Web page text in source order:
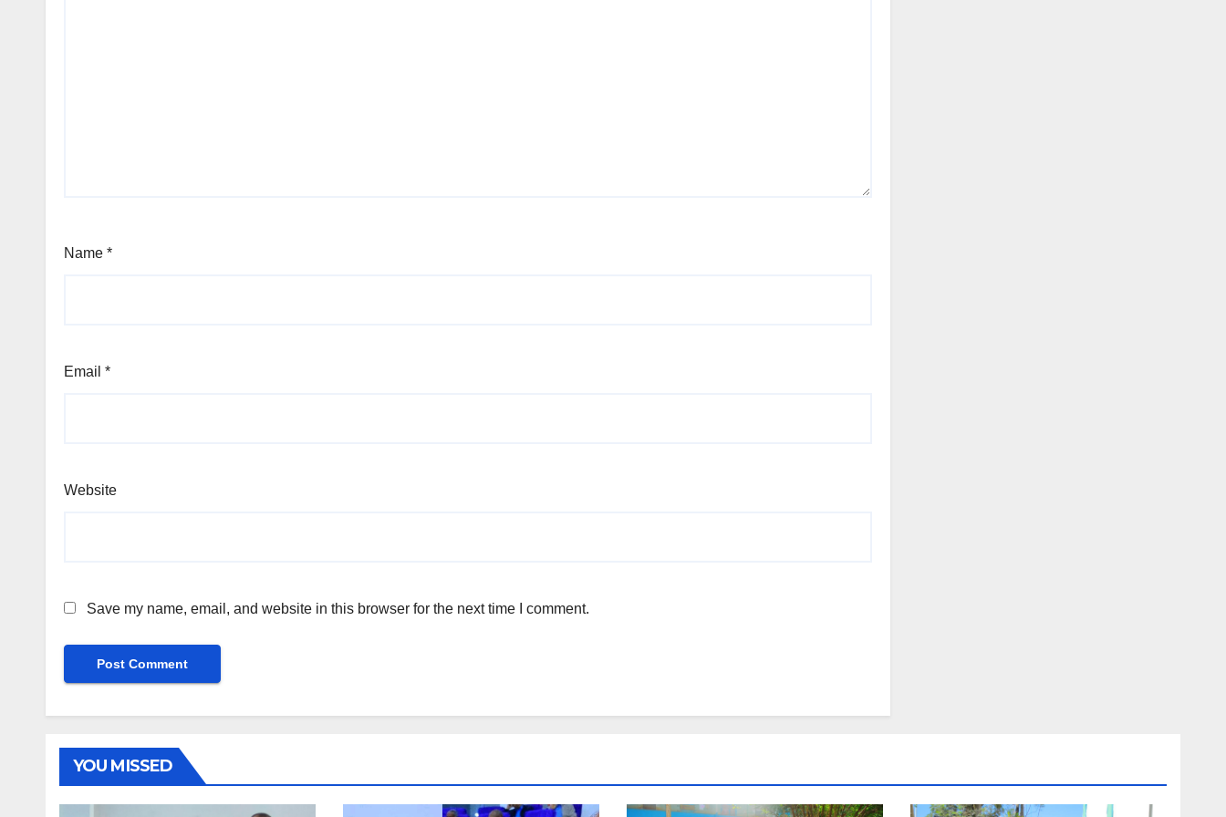
Name *
Email *
Website
Save my name, email, and website in this browser for the next time I comment.
YOU MISSED